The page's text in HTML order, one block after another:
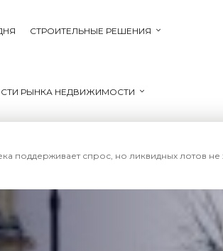
СТРОИТЕЛЬНЫЕ РЕШЕНИЯ
РЫНКА НЕДВИЖИМОСТИ
поддерживает спрос, но ликвидных лотов не хватает.